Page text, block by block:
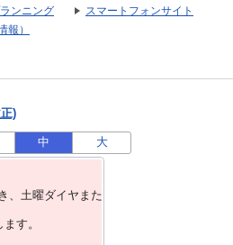
ンニング
スマートフォンサイト
報）
)
中 大
、⼟曜ダイヤまた
す。